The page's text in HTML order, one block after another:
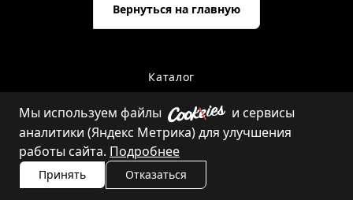
Вернуться на главную
Каталог
Контакты
Мы используем файлы
и сервисы
аналитики (Яндекс Метрика) для улучшения
работы сайта. Подробнее
Принять Отказаться